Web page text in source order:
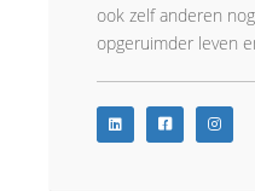
ook zelf anderen
opgeruimder leven